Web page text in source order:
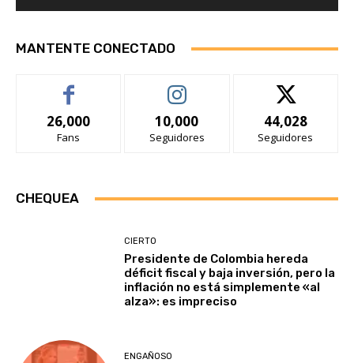
MANTENTE CONECTADO
26,000
Fans
10,000
Seguidores
44,028
Seguidores
CHEQUEA
CIERTO
Presidente de Colombia hereda
déficit fiscal y baja inversión, pero la
inflación no está simplemente «al
alza»: es impreciso
ENGAÑOSO